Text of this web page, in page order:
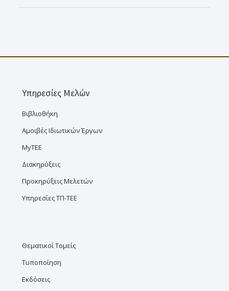
Υπηρεσίες Μελών
Βιβλιοθήκη
Αμοιβές Ιδιωτικών Έργων
MyTEE
Διακηρύξεις
Προκηρύξεις Μελετών
Υπηρεσίες ΤΠ-ΤΕΕ
Θεματικοί Τομείς
Τυποποίηση
Εκδόσεις